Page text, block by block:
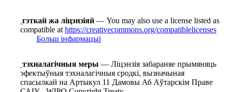
гэткай жа ліцэнзіяй — You may also use a license listed as
compatible at https://creativecommons.org/compatiblelicenses
Больш інфармацыі
тэхналагічныя меры — Ліцэнзія забараняе прымяняць
эфектыўныя тэхналагічныя сродкі, вызначыная
спасылкай на Артыкул 11 Дамовы Аб Аўтарскім Праве